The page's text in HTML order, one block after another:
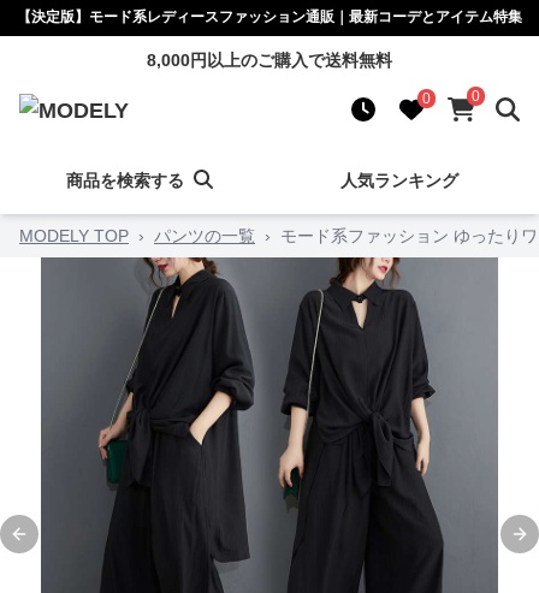
【決定版】モード系レディースファッション通販｜最新コーデとアイテム特集
8,000円以上のご購入で送料無料
0 0
商品を検索する 人気ランキング
MODELY TOP › パンツの一覧 › モード系ファッション ゆったり
Previous slide